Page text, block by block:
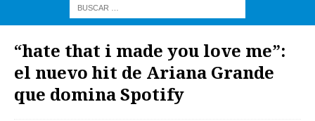
“hate that i made you love me”:
el nuevo hit de Ariana Grande
que domina Spotify